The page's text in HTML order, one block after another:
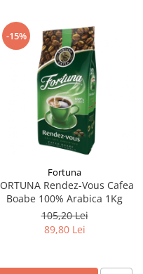
-15%
Fortuna
Rendez-Vous Cafea
Boabe 100% Arabica 1Kg
105,20 Lei
89,80 Lei